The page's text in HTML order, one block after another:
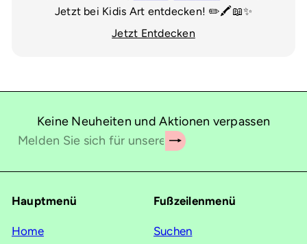
Jetzt bei Kidis Art entdecken! ✏️🖍️📖✨
Jetzt Entdecken
Keine Neuheiten und Aktionen verpassen
Abonnieren
Melden
sich
unsere
an
Hauptmenü
Home
Fußzeilenmenü
Suchen